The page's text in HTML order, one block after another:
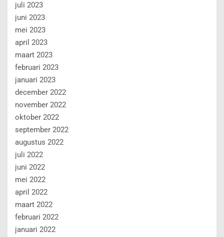
juli 2023
juni 2023
mei 2023
april 2023
maart 2023
februari 2023
januari 2023
december 2022
november 2022
oktober 2022
september 2022
augustus 2022
juli 2022
juni 2022
mei 2022
april 2022
maart 2022
februari 2022
januari 2022